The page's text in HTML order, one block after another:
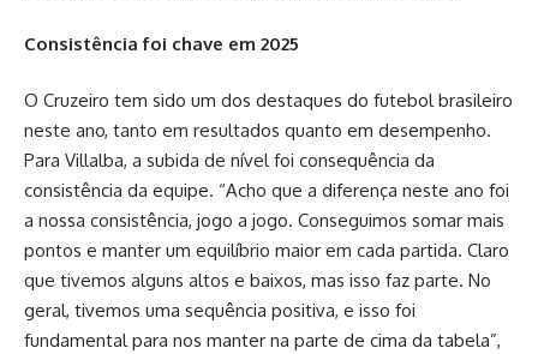
Consistência foi chave em 2025
O Cruzeiro tem sido um dos destaques do futebol brasileiro
neste ano, tanto em resultados quanto em desempenho.
Para Villalba, a subida de nível foi consequência da
consistência da equipe. “Acho que a diferença neste ano foi
a nossa consistência, jogo a jogo. Conseguimos somar mais
pontos e manter um equilíbrio maior em cada partida. Claro
que tivemos alguns altos e baixos, mas isso faz parte. No
geral, tivemos uma sequência positiva, e isso foi
fundamental para nos manter na parte de cima da tabela”,